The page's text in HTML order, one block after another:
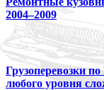
2004–2009
Грузоперевозки
любого уровня